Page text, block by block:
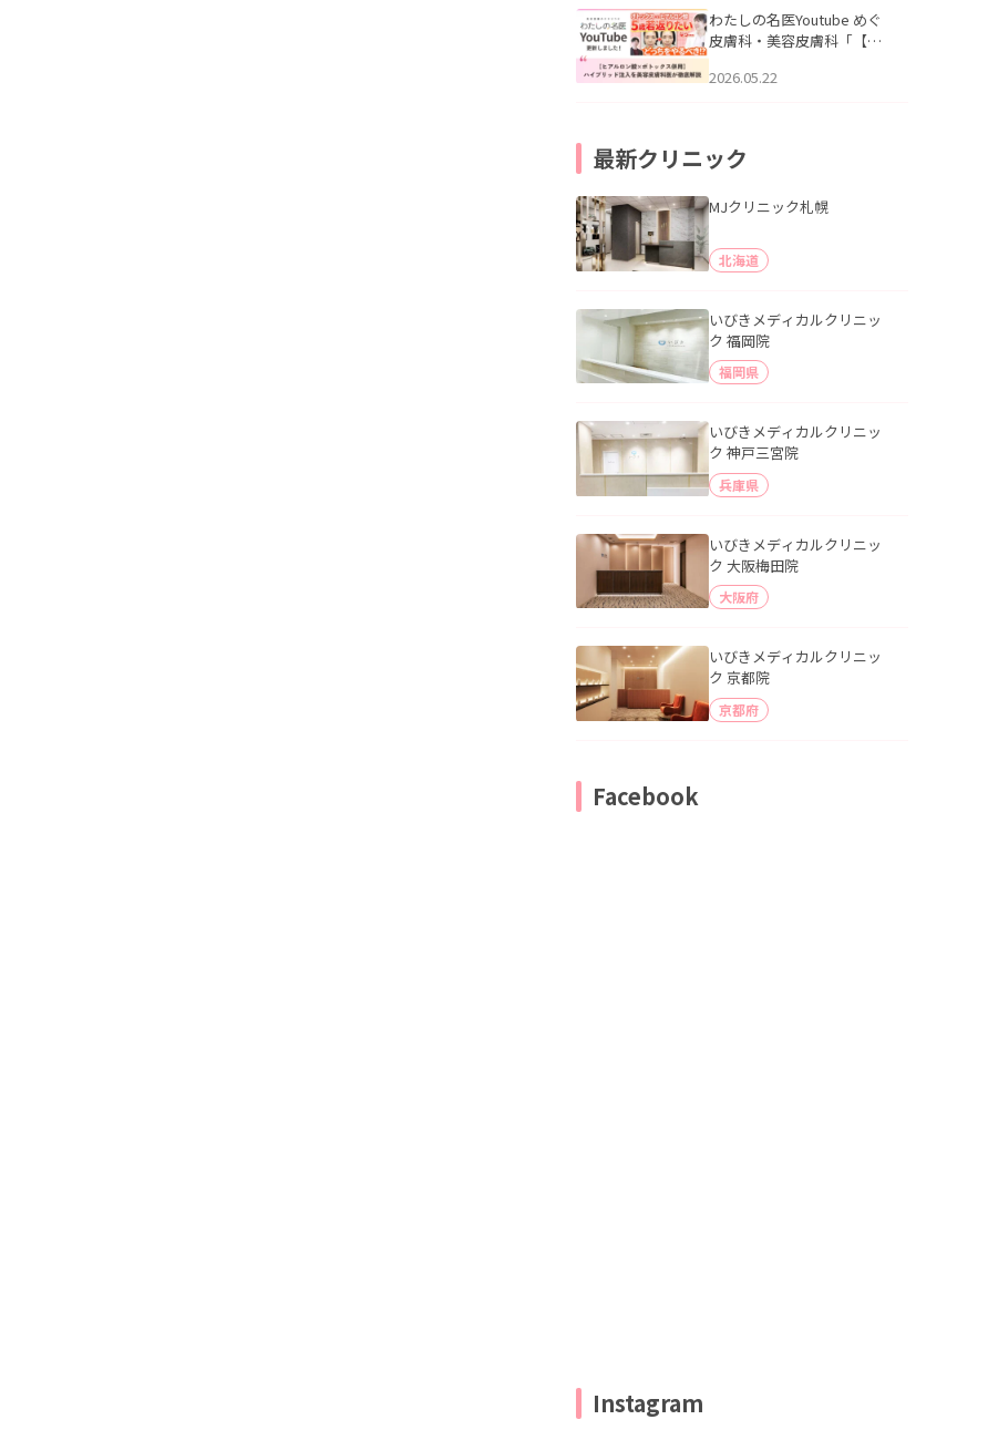
た。
わたしの名医Youtube めぐ
皮膚科・美容皮膚科「【ヒ
用】ハイブリッド注入を美
2026.05.22
最新クリニック
MJクリニック札幌
北海道
いびきメディカルクリニッ
ク 福岡院
福岡県
いびきメディカルクリニッ
ク 神戸三宮院
兵庫県
いびきメディカルクリニッ
ク 大阪梅田院
大阪府
いびきメディカルクリニッ
ク 京都院
京都府
Facebook
Instagram